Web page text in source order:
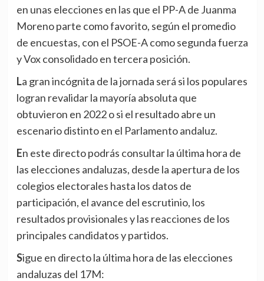
en unas elecciones en las que el PP-A de Juanma
Moreno parte como favorito, según el promedio
de encuestas, con el PSOE-A como segunda fuerza
y Vox consolidado en tercera posición.
La gran incógnita de la jornada será si los populares
logran revalidar la mayoría absoluta que
obtuvieron en 2022 o si el resultado abre un
escenario distinto en el Parlamento andaluz.
En este directo podrás consultar la última hora de
las elecciones andaluzas, desde la apertura de los
colegios electorales hasta los datos de
participación, el avance del escrutinio, los
resultados provisionales y las reacciones de los
principales candidatos y partidos.
Sigue en directo la última hora de las elecciones
andaluzas del 17M: